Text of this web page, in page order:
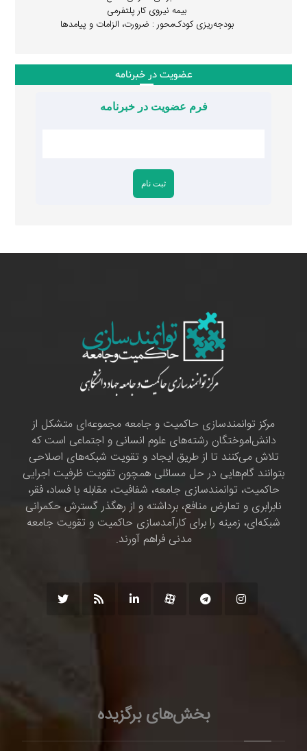
بیمه نیروی کار پلتفرمی
بودجه‌ریزی کودک‌محور : ضرورت، الزامات و پیامدها
عضویت در خبرنامه
فرم عضویت در خبرنامه
مرکز توانمندسازی حاکمیت و جامعه مجموعه‌ای متشکل از
دانش‌اموختگان رشته‌های علوم انسانی و اجتماعی است که
تلاش می‌کنند تا از طریق ایجاد و تقویت شبکه‌های اصلاحی
بتوانند گام‌هایی در حل مسائلی همچون تقویت ظرفیت اجرایی
حاکمیت، توانمندسازی جامعه، شفافیت، مقابله با فساد، فقر،
نابرابری و تعارض منافع، برداشته و از رهگذر گسترش حکمرانی
شبکه‌ای، زمینه را برای کارآمدسازی حاکمیت و تقویت جامعه
مدنی فراهم آورند.
بخش‌های برگزیده